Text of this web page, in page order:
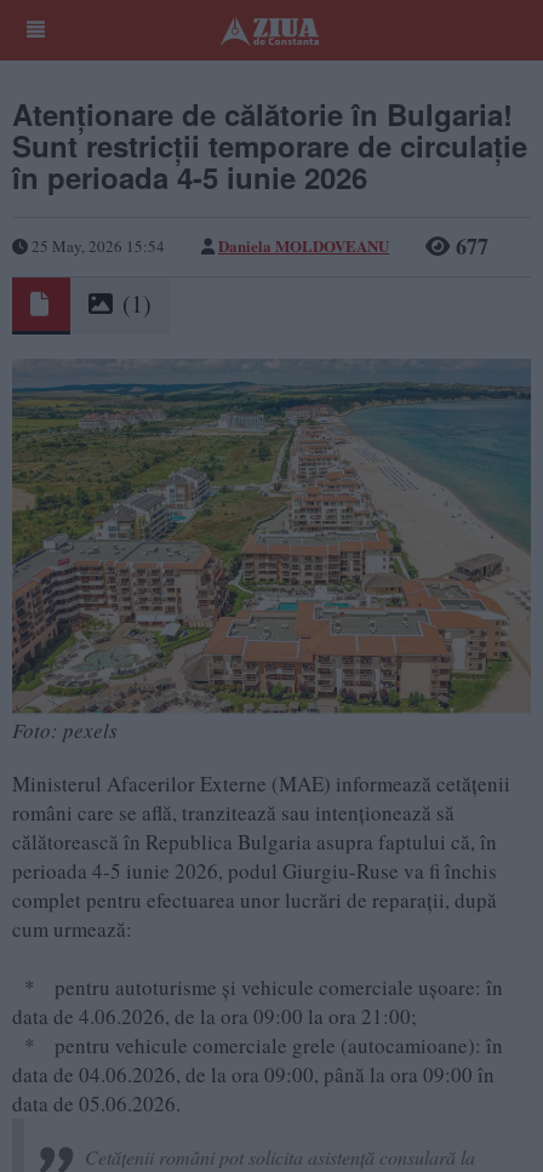
Atenționare de călătorie în Bulgaria!
Sunt restricții temporare de circulație
în perioada 4-5 iunie 2026
25 May, 2026 15:54 Daniela MOLDOVEANU 677
(1)
Foto: pexels
Ministerul Afacerilor Externe (MAE) informează cetățenii
români care se află, tranzitează sau intenționează să
călătorească în Republica Bulgaria asupra faptului că, în
perioada 4-5 iunie 2026, podul Giurgiu-Ruse va fi închis
complet pentru efectuarea unor lucrări de reparații, după
cum urmează:
* pentru autoturisme și vehicule comerciale ușoare: în
data de 4.06.2026, de la ora 09:00 la ora 21:00;
* pentru vehicule comerciale grele (autocamioane): în
data de 04.06.2026, de la ora 09:00, până la ora 09:00 în
data de 05.06.2026.
Cetățenii români pot solicita asistență consulară la